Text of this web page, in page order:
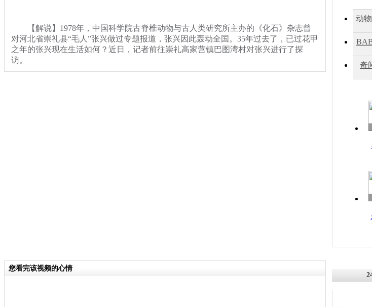
【解说】1978年，中国科学院古脊椎动物与古人类研究所主办的《化石》杂志曾
对河北省崇礼县“毛人”张兴做过专题报道，张兴因此轰动全国。35年过去了，已过花甲
之年的张兴现在生活如何？近日，记者前往崇礼高家营镇巴图湾村对张兴进行了探
访。
动
秀
奇
您看完该视频的心情